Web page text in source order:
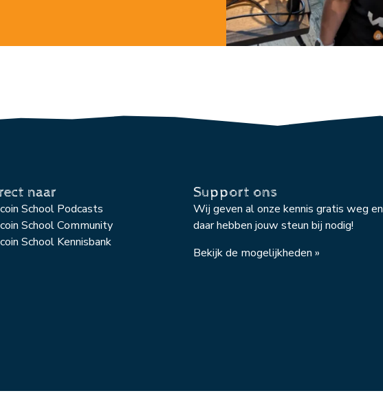
naar
School Podcasts
School Community
School Kennisbank
Support ons
Wij geven al onze kennis gratis weg en
daar hebben jouw steun bij nodig!
Bekijk de mogelijkheden »